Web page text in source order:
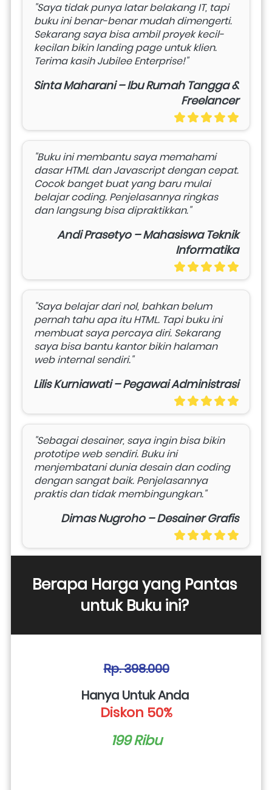
"Saya tidak punya latar belakang IT, tapi
buku ini benar-benar mudah dimengerti.
Sekarang saya bisa ambil proyek kecil-
kecilan bikin landing page untuk klien.
Terima kasih Jubilee Enterprise!"
Sinta Maharani – Ibu Rumah Tangga &
Freelancer
"Buku ini membantu saya memahami
dasar HTML dan Javascript dengan cepat.
Cocok banget buat yang baru mulai
belajar coding. Penjelasannya ringkas
dan langsung bisa dipraktikkan."
Andi Prasetyo – Mahasiswa Teknik
Informatika
"Saya belajar dari nol, bahkan belum
pernah tahu apa itu HTML. Tapi buku ini
membuat saya percaya diri. Sekarang
saya bisa bantu kantor bikin halaman
web internal sendiri."
Lilis Kurniawati – Pegawai Administrasi
"Sebagai desainer, saya ingin bisa bikin
prototipe web sendiri. Buku ini
menjembatani dunia desain dan coding
dengan sangat baik. Penjelasannya
praktis dan tidak membingungkan."
Dimas Nugroho – Desainer Grafis
Berapa Harga yang Pantas
untuk Buku ini?
Rp. 398.000
Hanya Untuk Anda
Diskon 50%
199 Ribu